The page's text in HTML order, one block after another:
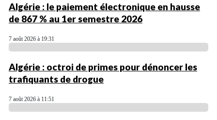
Algérie : le paiement électronique en hausse
de 867 % au 1er semestre 2026
7 août 2026 à 19:31
Algérie : octroi de primes pour dénoncer les
trafiquants de drogue
7 août 2026 à 11:51